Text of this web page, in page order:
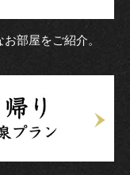
部屋をご紹介。